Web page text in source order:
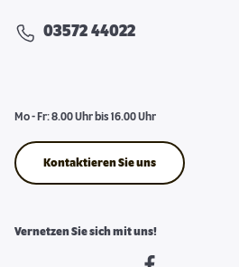
03572 44022
Mo - Fr: 8.00 Uhr bis 16.00 Uhr
Kontaktieren Sie uns
Vernetzen Sie sich mit uns!